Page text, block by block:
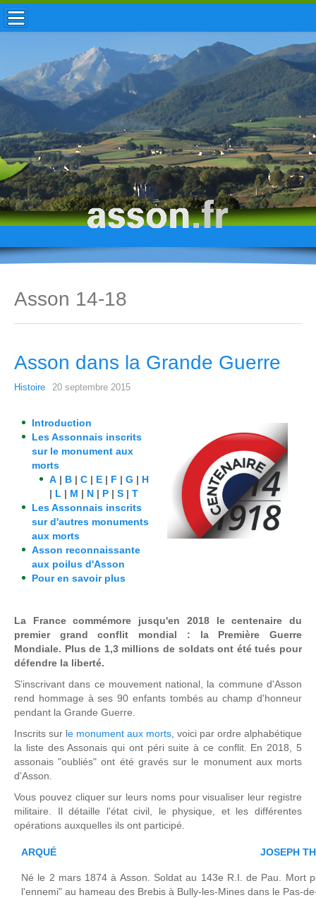
ACCUEIL / INFOS
MUNICIPALITÉ
VIE LOCALE
ENFANCE
TOURISME
HISTOIRE
Asson 14-18
Asson dans la Grande Guerre
Histoire 20 septembre 2015
Introduction
Les Assonnais inscrits
sur le monument aux
morts
A | B | C | E | F | G | H
| L | M | N | P | S | T
Les Assonnais inscrits
sur d'autres monuments
aux morts
Asson reconnaissante
aux poilus d'Asson
Pour en savoir plus
La France commémore jusqu'en 2018 le centenaire du
premier grand conflit mondial : la Première Guerre
Mondiale. Plus de 1,3 millions de soldats ont été tués pour
défendre la liberté.
S'inscrivant dans ce mouvement national, la commune d'Asson
rend hommage à ses 90 enfants tombés au champ d'honneur
pendant la Grande Guerre.
Inscrits sur le monument aux morts , voici par ordre alphabétique
la liste des Assonais qui ont péri suite à ce conflit. En 2018, 5
assonais "oubliés" ont été gravés sur le monument aux morts
d'Asson.
Vous pouvez cliquer sur leurs noms pour visualiser leur registre
militaire. Il détaille l'état civil, le physique, et les différentes
opérations auxquelles ils ont participé.
ARQUÉ JOSEPH
Né le 2 mars 1874 à Asson. Soldat au 143e R.I. de Pau. Mort
l'ennemi" au hameau des Brebis à Bully-les-Mines dans le Pas-